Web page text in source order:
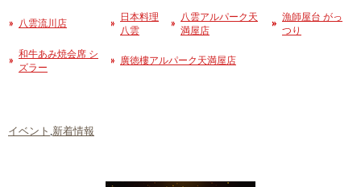
八雲流川店
日本料理
八雲
八雲アルパーク天
満屋店
漁師屋台 がっ
つり
和牛あみ焼会席 シ
ズラー
廣徳樓アルパーク天満屋店
イベント ,新着情報